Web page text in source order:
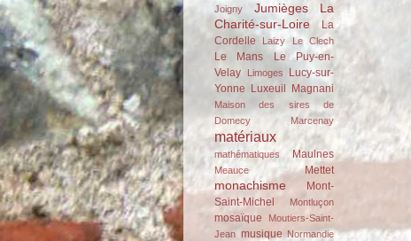
Joigny Jumièges
La
Charité-sur-Loire
La
Cordelle
Laizy Le Clech
Le Mans
Le Puy-en-
Velay
Limoges
Lucy-sur-
Yonne Luxeuil Magnani
Maison des sires de
Domecy
Marcenay
matériaux
mathématiques Maulnes
Meauce Mettet
monachisme
Mont-
Saint-Michel
Montluçon
mosaïque
Moutiers-Saint-
Jean musique Normandie